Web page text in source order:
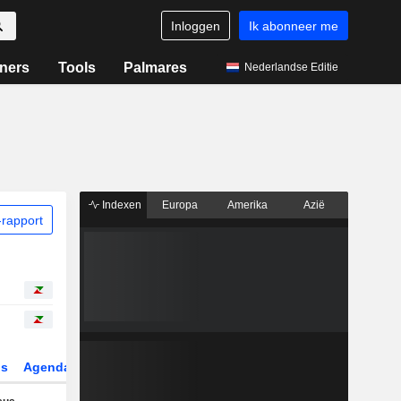
Inloggen Ik abonneer me
Tools Palmares Nederlandse Editie
Agenda
Indexen Europa Amerika Azië